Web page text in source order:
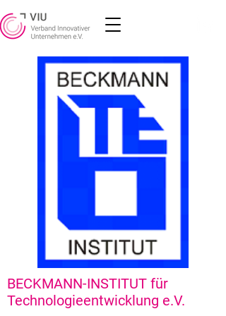
BECKMANN-INSTITUT für
Technologieentwicklung e.V.